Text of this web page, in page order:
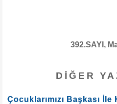
392.SAYI,
DIĞER
Çocuklarımızı Başkası İle